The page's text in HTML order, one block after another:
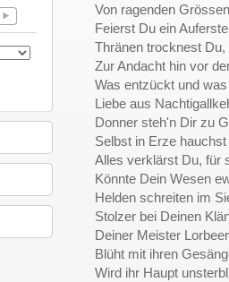
Von ragenden
Feierst Du ein
Thränen trocknest
Zur Andacht hin vor
Was entzückt und
Liebe aus
Donner steh'n Dir zu
Selbst in Erze
Alles verklärst Du, für
Könnte Dein Wesen
Helden schreiten im
Stolzer bei Deinen
Deiner Meister
Blüht mit ihren
Wird ihr Haupt